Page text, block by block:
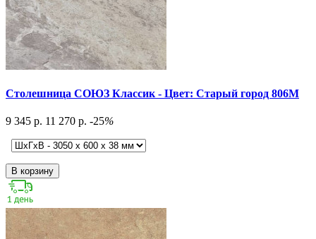
Столешница СОЮЗ Классик - Цвет: Старый город 806М
9 345 р. 11 270 р. -25%
В корзину